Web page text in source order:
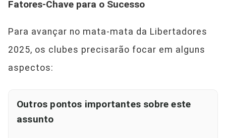
Fatores-Chave para o Sucesso
Para avançar no mata-mata da Libertadores
2025, os clubes precisarão focar em alguns
aspectos:
Outros pontos importantes sobre este
assunto